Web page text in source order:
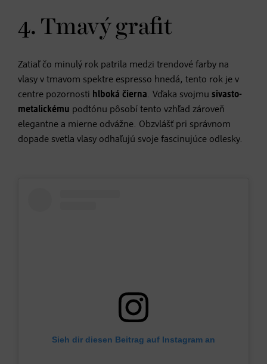
4. Tmavý grafit
Zatiaľ čo minulý rok patrila medzi trendové farby na
vlasy v tmavom spektre espresso hnedá, tento rok je v
centre pozornosti hlboká čierna. Vďaka svojmu sivasto-
metalickému podtónu pôsobí tento vzhľad zároveň
elegantne a mierne odvážne. Obzvlášť pri správnom
dopade svetla vlasy odhaľujú svoje fascinujúce odlesky.
Sieh dir diesen Beitrag auf Instagram an